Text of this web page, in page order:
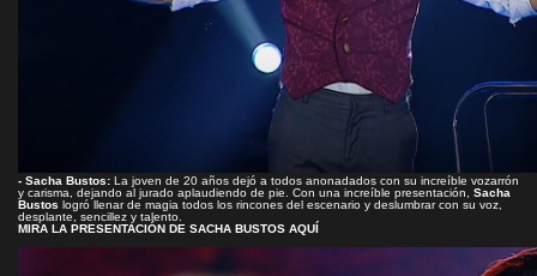
- Sacha Bustos: La joven de 20 años dejó a todos anonadados con su increíble vozarrón
y carisma, dejando al jurado aplaudiendo de pie. Con una increíble presentación, Sacha
Bustos logró llenar de magia todos los rincones del escenario y deslumbrar con su voz,
desplante, sencillez y talento.
MIRA LA PRESENTACIÓN DE SACHA BUSTOS AQUÍ